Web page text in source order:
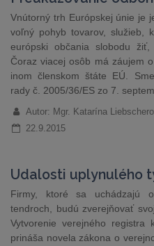
Vnútorný trh Európskej únie je
voľný pohyb tovarov, služieb,
európski občania slobodu
Čoraz viacej osôb má záujem
inom členskom štáte EÚ.
rady č. 2005/36/ES zo 7.
Autor: Mgr. Katarína
22.9.2015
Udalosti uplynulého
Firmy, ktoré sa uchádzajú
tendroch, budú zverejňovať
Vytvorenie verejného registra
prináša novela zákona o